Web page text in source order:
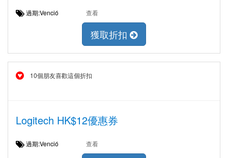
過期:Venció 查看
獲取折扣
10個朋友喜歡這個折扣
Logitech HK$12優惠券
過期:Venció 查看